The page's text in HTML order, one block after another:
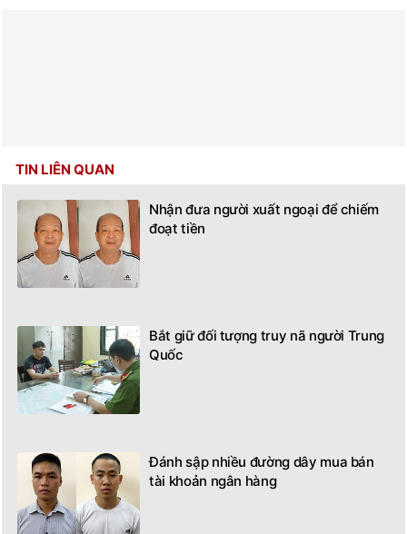
TIN LIÊN QUAN
Nhận đưa người xuất ngoại để chiếm
đoạt tiền
Bắt giữ đối tượng truy nã người Trung
Quốc
Đánh sập nhiều đường dây mua bán
tài khoản ngân hàng